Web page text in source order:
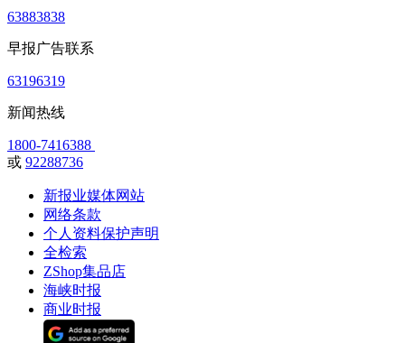
63883838
早报广告联系
63196319
新闻热线
1800-7416388
或 92288736
新报业媒体网站
网络条款
个人资料保护声明
全检索
ZShop集品店
海峡时报
商业时报